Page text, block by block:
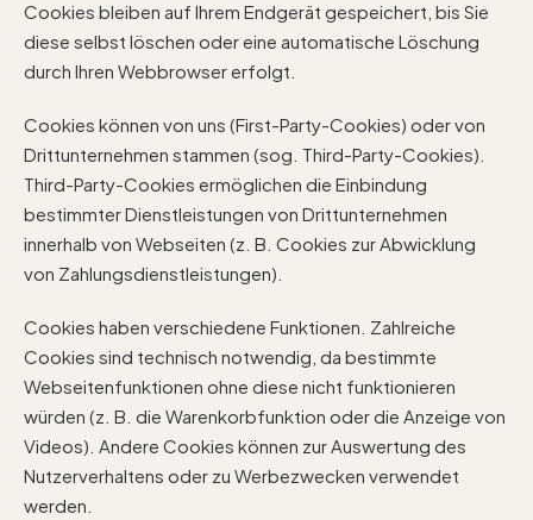
Cookies bleiben auf Ihrem Endgerät gespeichert, bis Sie
diese selbst löschen oder eine automatische Löschung
durch Ihren Webbrowser erfolgt.
Cookies können von uns (First-Party-Cookies) oder von
Drittunternehmen stammen (sog. Third-Party-Cookies).
Third-Party-Cookies ermöglichen die Einbindung
bestimmter Dienstleistungen von Drittunternehmen
innerhalb von Webseiten (z. B. Cookies zur Abwicklung
von Zahlungsdienstleistungen).
Cookies haben verschiedene Funktionen. Zahlreiche
Cookies sind technisch notwendig, da bestimmte
Webseitenfunktionen ohne diese nicht funktionieren
würden (z. B. die Warenkorbfunktion oder die Anzeige von
Videos). Andere Cookies können zur Auswertung des
Nutzerverhaltens oder zu Werbezwecken verwendet
werden.